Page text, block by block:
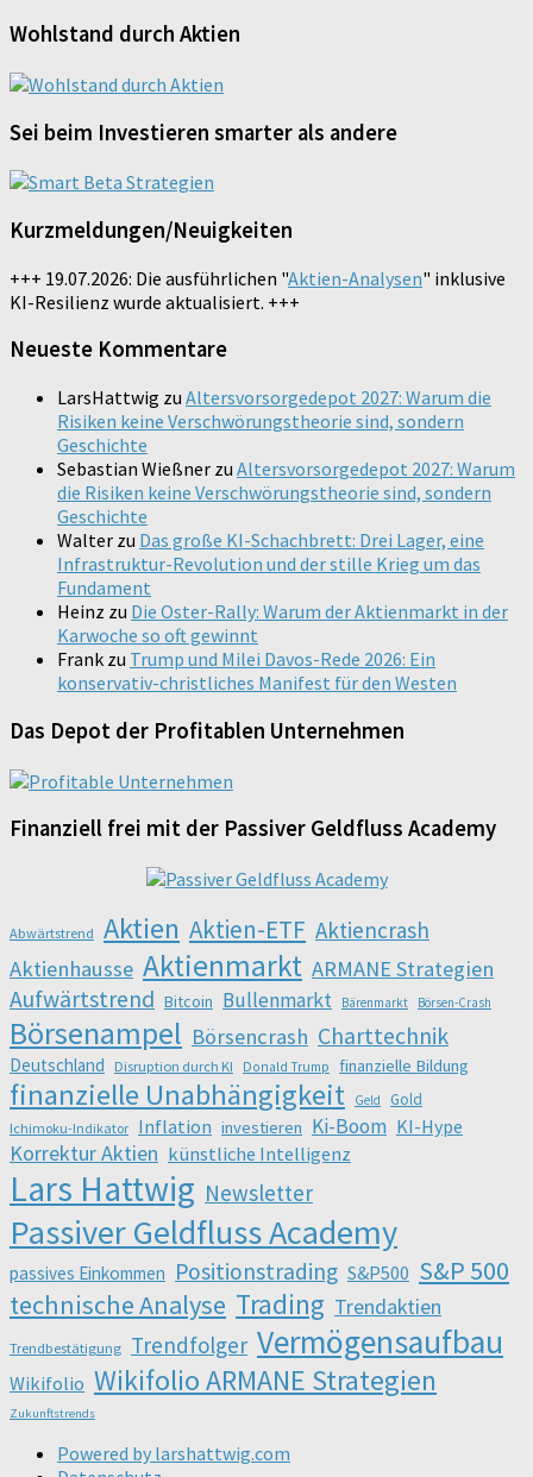
Wohlstand durch Aktien
Sei beim Investieren smarter als andere
Kurzmeldungen/Neuigkeiten
+++ 19.07.2026: Die ausführlichen "Aktien-Analysen" inklusive
KI-Resilienz wurde aktualisiert. +++
Neueste Kommentare
LarsHattwig zu Altersvorsorgedepot 2027: Warum die
Risiken keine Verschwörungstheorie sind, sondern
Geschichte
Sebastian Wießner zu Altersvorsorgedepot 2027: Warum
die Risiken keine Verschwörungstheorie sind, sondern
Geschichte
Walter zu Das große KI-Schachbrett: Drei Lager, eine
Infrastruktur-Revolution und der stille Krieg um das
Fundament
Heinz zu Die Oster-Rally: Warum der Aktienmarkt in der
Karwoche so oft gewinnt
Frank zu Trump und Milei Davos-Rede 2026: Ein
konservativ-christliches Manifest für den Westen
Das Depot der Profitablen Unternehmen
Finanziell frei mit der Passiver Geldfluss Academy
Abwärtstrend Aktien Aktien-ETF Aktiencrash
Aktienhausse Aktienmarkt ARMANE Strategien
Aufwärtstrend Bitcoin Bullenmarkt Bärenmarkt Börsen-Crash
Börsenampel Börsencrash Charttechnik
Deutschland Disruption durch KI Donald Trump finanzielle Bildung
finanzielle Unabhängigkeit Geld Gold
Ichimoku-Indikator Inflation investieren Ki-Boom KI-Hype
Korrektur Aktien künstliche Intelligenz
Lars Hattwig Newsletter
Passiver Geldfluss Academy
passives Einkommen Positionstrading S&P500 S&P 500
technische Analyse Trading Trendaktien
Trendbestätigung Trendfolger Vermögensaufbau
Wikifolio Wikifolio ARMANE Strategien
Zukunftstrends
Powered by larshattwig.com